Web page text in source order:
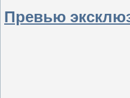
Превью